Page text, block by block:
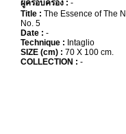
ผู้ครอบครอง : -
Title : The Essence of The
No. 5
Date : -
Technique : Intaglio
SIZE (cm) : 70 X 100 cm.
COLLECTION : -